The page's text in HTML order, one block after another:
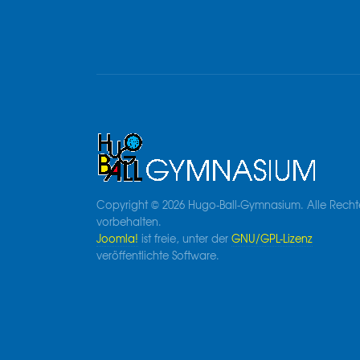
Copyright © 2026 Hugo-Ball-Gymnasium. Alle
vorbehalten.
Joomla! ist freie, unter der GNU/GPL-Lizenz
veröffentlichte Software.